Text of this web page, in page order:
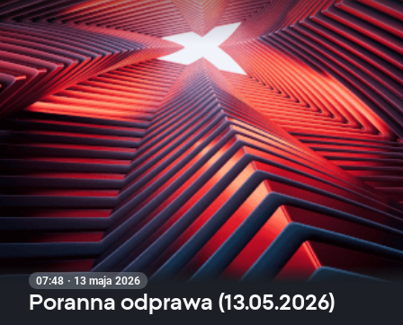
07:48 · 13 maja 2026
Poranna odprawa (13.05.2026)